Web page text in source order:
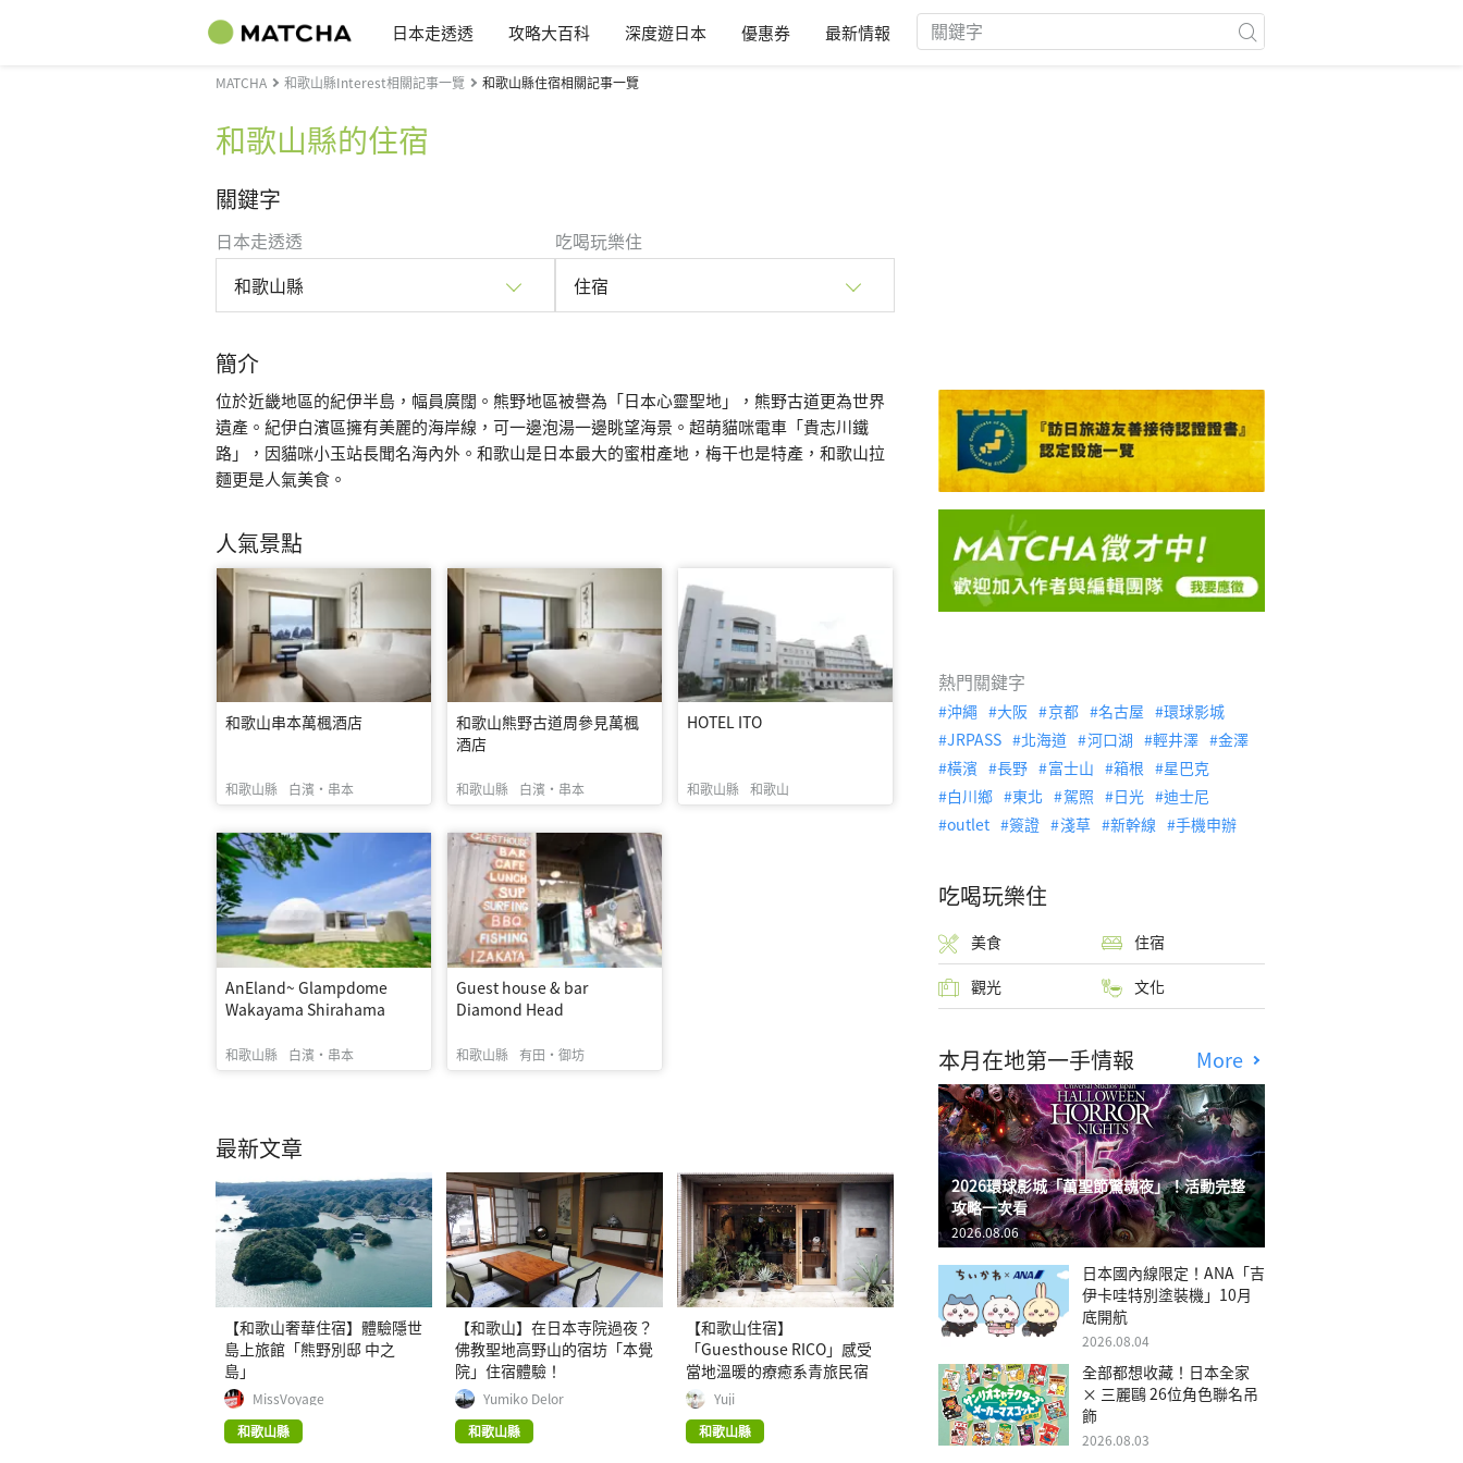
日本走透透 攻略大百科 深度遊日本 優惠券 最新情報
MATCHA 和歌山縣Interest相關記事一覽 和歌山縣住宿相關記事一覽
和歌山縣的住宿
關鍵字
日本走透透
和歌山縣
吃喝玩樂住
住宿
簡介
位於近畿地區的紀伊半島，幅員廣闊。熊野地區被譽為「日本心靈聖地」，熊野古道更為世界
遺產。紀伊白濱區擁有美麗的海岸線，可一邊泡湯一邊眺望海景。超萌貓咪電車「貴志川鐵
路」，因貓咪小玉站長聞名海內外。和歌山是日本最大的蜜柑產地，梅干也是特產，和歌山拉
麵更是人氣美食。
人氣景點
和歌山串本萬楓酒店
和歌山縣 白濱・串本
和歌山熊野古道周參見萬楓
酒店
和歌山縣 白濱・串本
HOTEL ITO
和歌山縣 和歌山
AnEland~ Glampdome
Wakayama Shirahama
和歌山縣 白濱・串本
Guest house & bar
Diamond Head
和歌山縣 有田・御坊
最新文章
【和歌山奢華住宿】體驗隱世
島上旅館「熊野別邸 中之
島」
MissVoyage
和歌山縣
【和歌山】在日本寺院過夜？
佛教聖地高野山的宿坊「本覺
院」住宿體驗！
Yumiko Delor
和歌山縣
【和歌山住宿】
「Guesthouse RICO」感受
當地溫暖的療癒系青旅民宿
Yuji
和歌山縣
熱門關鍵字
沖繩 大阪 京都 名古屋
環球影城
JRPASS
北海道 河口湖 輕井澤
金澤
橫濱
長野 富士山 箱根
星巴克
白川鄉
東北 駕照 日光
迪士尼
outlet
簽證 淺草 新幹線 手機申辦
吃喝玩樂住
美食 住宿
觀光 文化
本月在地第一手情報 More
2026環球影城「萬聖節驚魂夜」！活動完整
攻略一次看
2026.08.06
日本國內線限定！ANA「吉
伊卡哇特別塗裝機」10月
底開航
2026.08.04
全部都想收藏！日本全家
× 三麗鷗 26位角色聯名吊
飾
2026.08.03